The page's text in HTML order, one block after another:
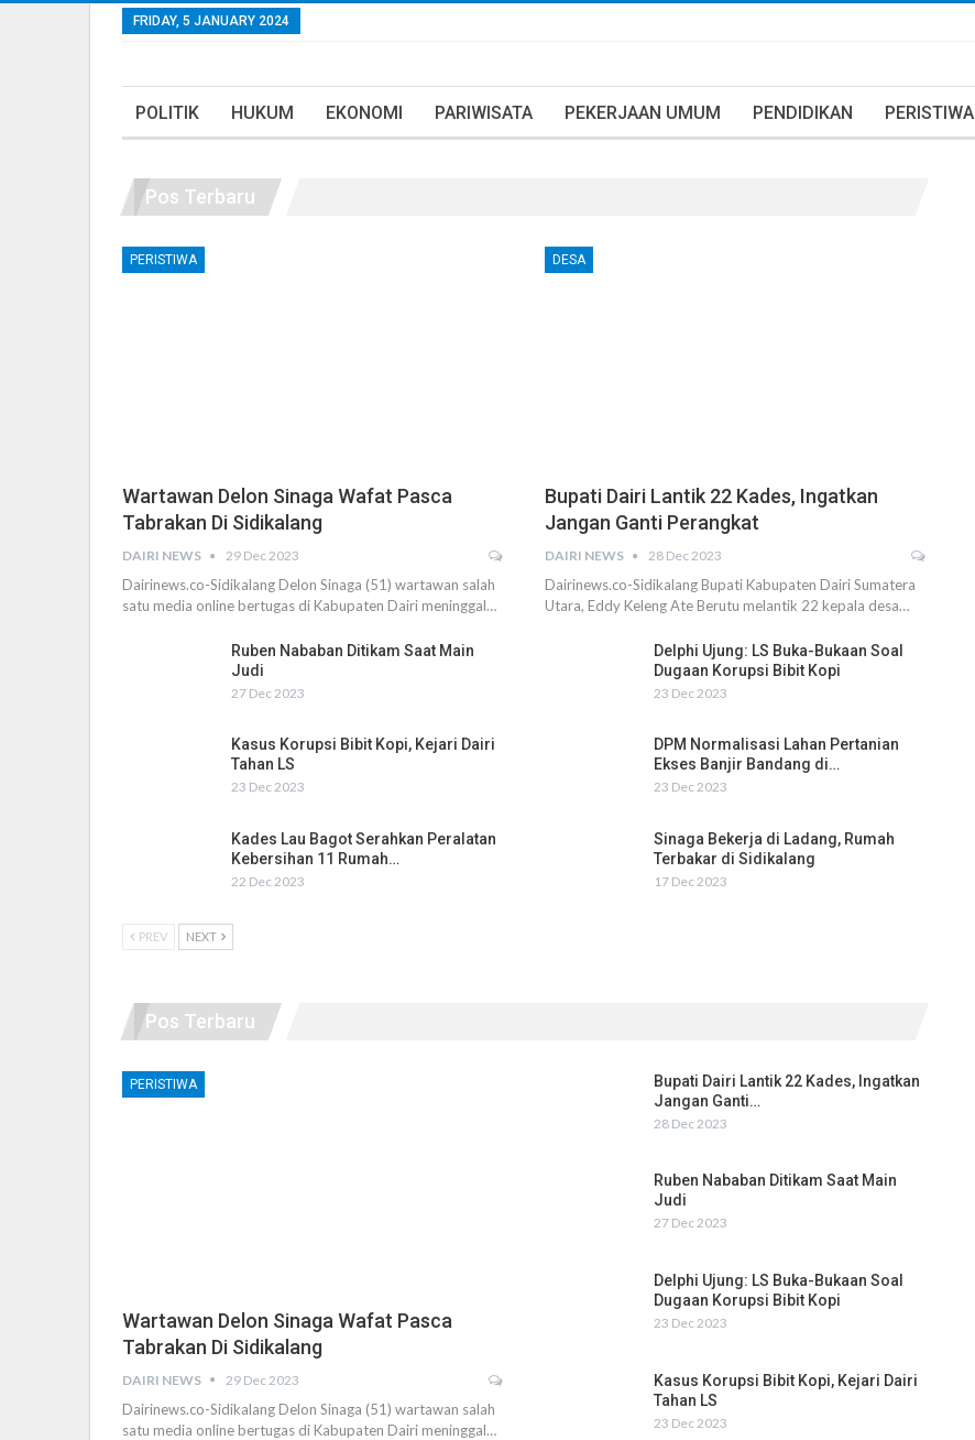
FRIDAY, 5 JANUARY 2024
POLITIK HUKUM EKONOMI PARIWISATA PEKERJAAN UMUM PENDIDIKAN PERISTIWA
Pos Terbaru
PERISTIWA
Wartawan Delon Sinaga Wafat Pasca
Tabrakan Di Sidikalang
DAIRI NEWS 29 Dec 2023
Dairinews.co-Sidikalang Delon Sinaga (51) wartawan salah
satu media online bertugas di Kabupaten Dairi meninggal…
DESA
Bupati Dairi Lantik 22 Kades, Ingatkan
Jangan Ganti Perangkat
DAIRI NEWS 28 Dec 2023
Dairinews.co-Sidikalang Bupati Kabupaten Dairi Sumatera
Utara, Eddy Keleng Ate Berutu melantik 22 kepala desa…
Ruben Nababan Ditikam Saat Main
Judi
27 Dec 2023
Delphi Ujung: LS Buka-Bukaan Soal
Dugaan Korupsi Bibit Kopi
23 Dec 2023
Kasus Korupsi Bibit Kopi, Kejari Dairi
Tahan LS
23 Dec 2023
DPM Normalisasi Lahan Pertanian
Ekses Banjir Bandang di…
23 Dec 2023
Kades Lau Bagot Serahkan Peralatan
Kebersihan 11 Rumah…
22 Dec 2023
Sinaga Bekerja di Ladang, Rumah
Terbakar di Sidikalang
17 Dec 2023
PREV NEXT
Pos Terbaru
PERISTIWA
Wartawan Delon Sinaga Wafat Pasca
Tabrakan Di Sidikalang
DAIRI NEWS 29 Dec 2023
Dairinews.co-Sidikalang Delon Sinaga (51) wartawan salah
satu media online bertugas di Kabupaten Dairi meninggal…
Bupati Dairi Lantik 22 Kades, Ingatkan
Jangan Ganti…
28 Dec 2023
Ruben Nababan Ditikam Saat Main
Judi
27 Dec 2023
Delphi Ujung: LS Buka-Bukaan Soal
Dugaan Korupsi Bibit Kopi
23 Dec 2023
Kasus Korupsi Bibit Kopi, Kejari Dairi
Tahan LS
23 Dec 2023